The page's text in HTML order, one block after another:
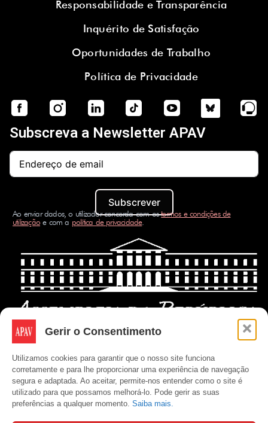
Gerir o Consentimento
Utilizamos cookies para garantir que o nosso site funciona
corretamente e para lhe proporcionar uma experiência de navegação
segura e adaptada. Ao aceitar, permite-nos entender como o site é
utilizado para que possamos melhorá-lo. Pode gerir as suas
preferências a qualquer momento. Saiba mais.
Responsabilidade e Transparência
Inquérito de Satisfação
Oportunidades de Trabalho
Política de Privacidade
Subscreva a Newsletter APAV
Subscrever
Ao enviar dados, o utilizador concorda com ostermos e condições de
utilizaçãoe com a política de privacidade.